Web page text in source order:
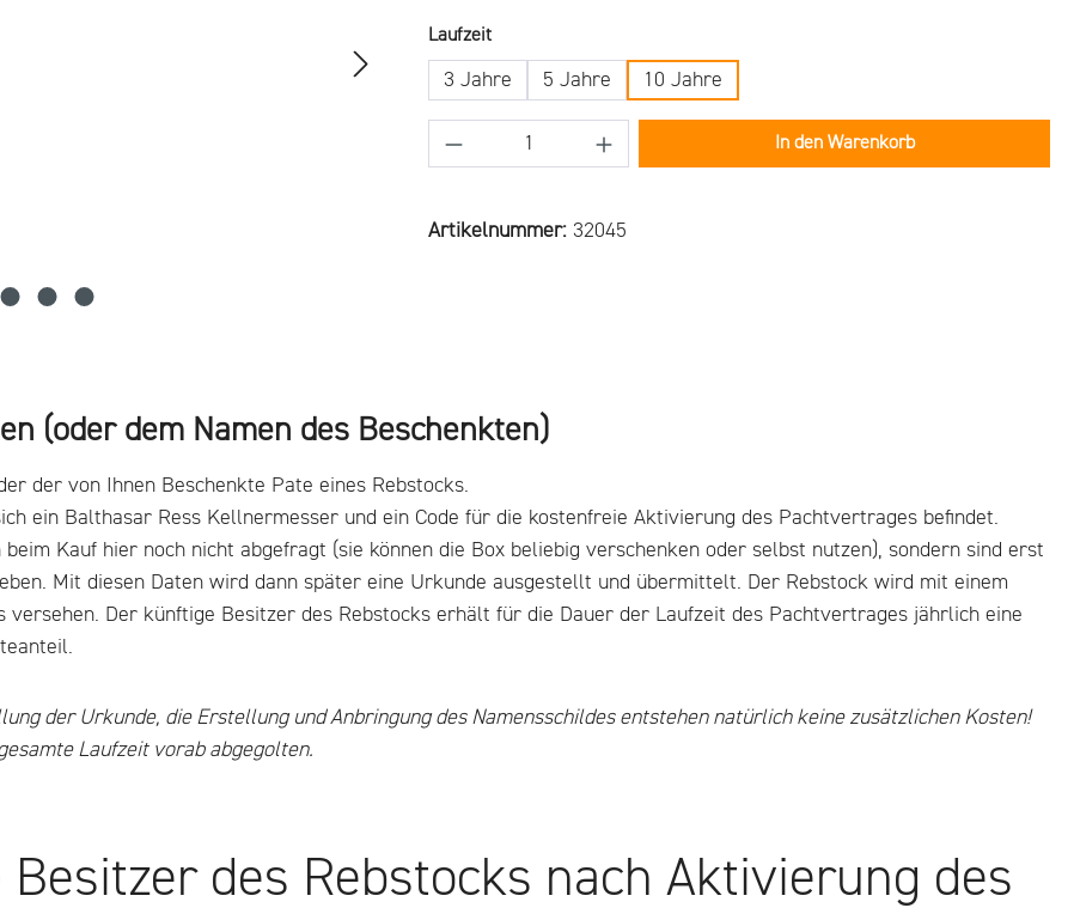
Laufzeitauswählen
3 Jahre 5 Jahre 10 Jahre
Produkt Anzahl: Gib den gewünschten Wert ein
In den Warenkorb
Artikelnummer: 32045
(oder dem Namen des Beschenkten)
der von Ihnen Beschenkte Pate eines Rebstocks.
ein Balthasar Ress Kellnermesser und ein Code für die kostenfreie Aktivierung des Pachtvertrages befindet.
Kauf hier noch nicht abgefragt (sie können die Box beliebig verschenken oder selbst nutzen), sondern sind erst
Mit diesen Daten wird dann später eine Urkunde ausgestellt und übermittelt. Der Rebstock wird mit einem
Der künftige Besitzer des Rebstocks erhält für die Dauer der Laufzeit des Pachtvertrages jährlich eine
der Urkunde, die Erstellung und Anbringung des Namensschildes entstehen natürlich keine zusätzlichen Kosten!
Laufzeit vorab abgegolten.
des Rebstocks nach Aktivierung des